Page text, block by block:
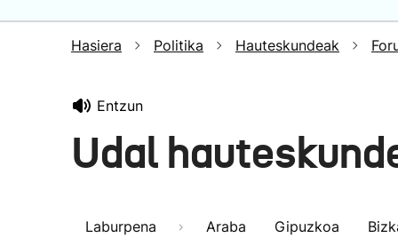
Hasiera Politika Hauteskundeak
Entzun
Udal
Laburpena Araba Gipuzkoa